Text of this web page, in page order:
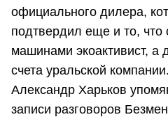
официального дилера,
подтвердил еще и то,
машинами экоактивист, а
счета уральской
Александр Харьков
записи разговоров